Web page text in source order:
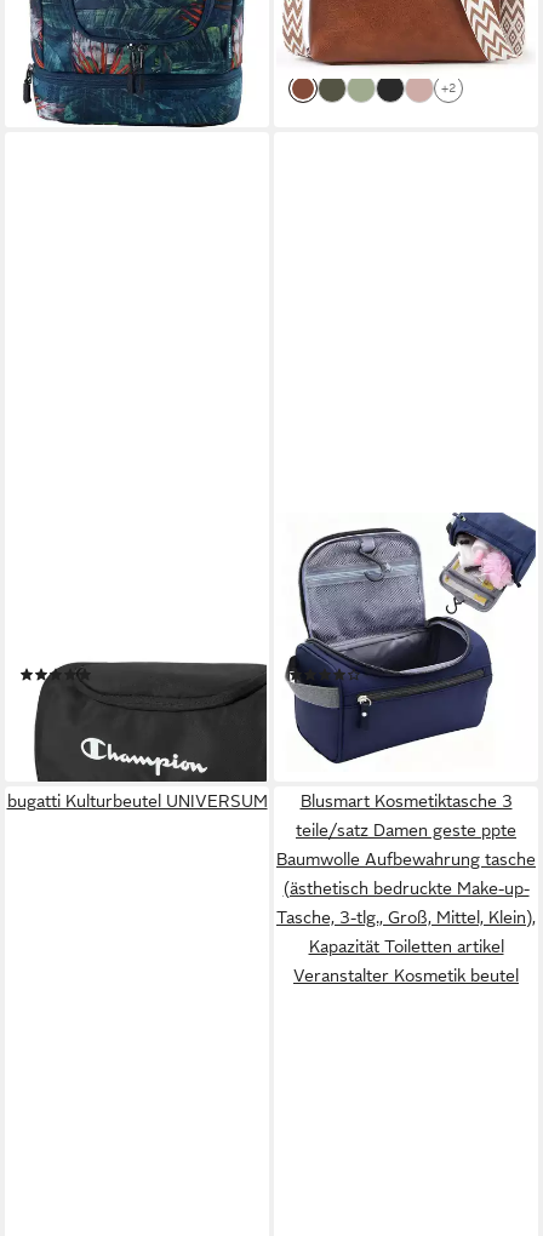
Umhängetasche Beuteltasche
Crossover BodyBag Viel
UVP 60,00 €
-51%
lieferbar - in 3-4 Werktagen bei dir
+2
19,99 €
lieferbar - in 1-2 Werktagen bei dir
MUTIG
Kulturbeutel Kulturtasche
zum Aufhängen Herren, Reise
Kulturbeutel
wasserabweisend (mit
Tragegriff, Waschtasche und
Rasiertasche für
Toilettenartikel und Zubehör),
für Alltag und Reisen
(4)
17,19 € UVP30,00 €
-43%
lieferbar - in 3-4 Werktagen bei dir
bugatti Kulturbeutel UNIVERSUM
Blusmart Kosmetiktasche 3
teile/satz Damen geste ppte
Baumwolle Aufbewahrung tasche
(ästhetisch bedruckte Make-up-
Tasche, 3-tlg., Groß, Mittel, Klein),
Kapazität Toiletten artikel
Veranstalter Kosmetik beutel